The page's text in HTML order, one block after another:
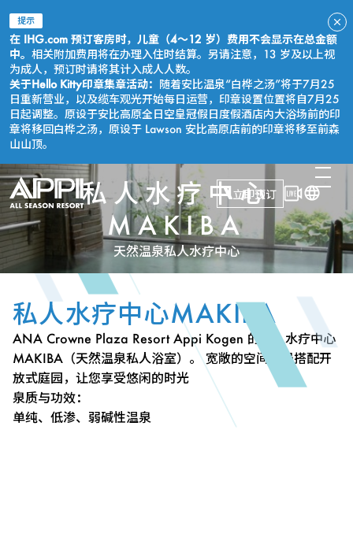
提示
在 IHG.com 预订客房时，儿童（4～12 岁）费用不会显示在总金额
中。 相关附加费用将在办理入住时结算。另请注意，13 岁及以上视
为成人，预订时请将其计入成人人数。
关于Hello Kitty印章集章活动： 随着安比温泉“白桦之汤”将于7月25
日重新营业，以及缆车观光开始每日运营，印章设置位置将自7月25
日起调整。原设于安比高原全日空皇冠假日度假酒店内大浴场前的印
章将移回白桦之汤，原设于 Lawson 安比高原店前的印章将移至前森
山山顶。
立即预订
私人水疗中心
MAKIBA
天然温泉私人水疗中心
私人水疗中心MAKIBA
ANA Crowne Plaza Resort Appi Kogen 的私人水疗中心
MAKIBA（天然温泉私人浴室）。 宽敞的空间布局搭配开
放式庭园，让您享受悠闲的时光
泉质与功效：
单纯、低渗、弱碱性温泉